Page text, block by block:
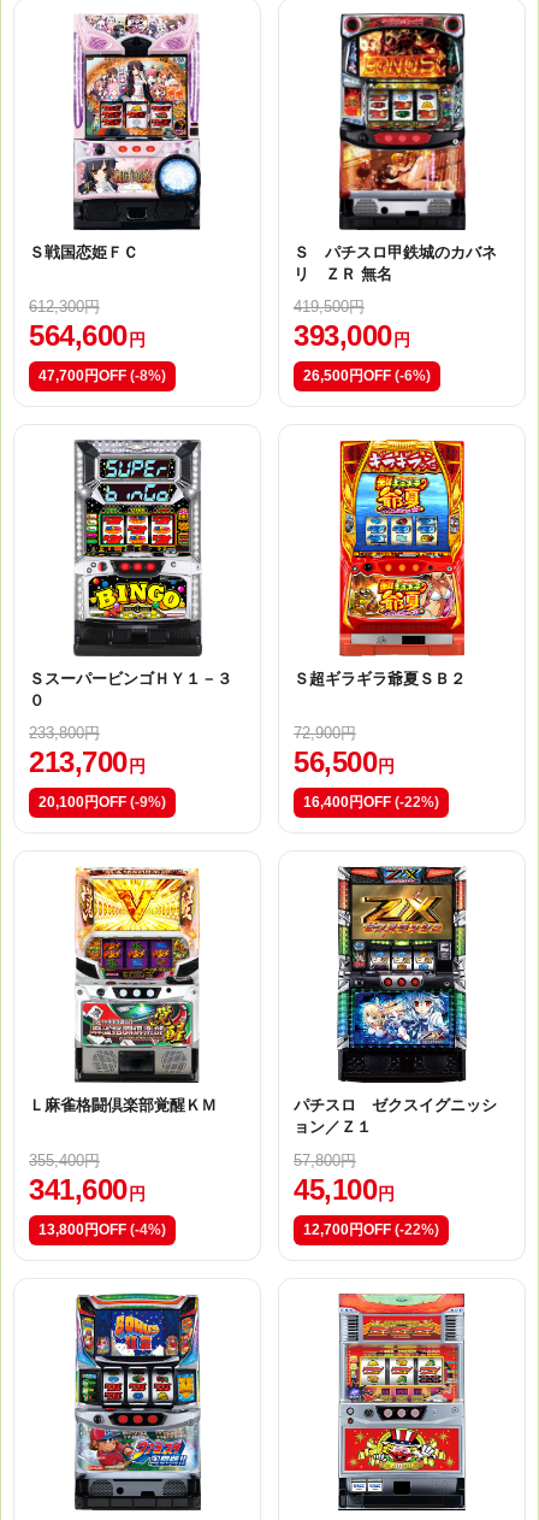
Ｓ戦国恋姫ＦＣ
612,300円
564,600 円
47,700円OFF (-8%)
Ｓ パチスロ甲鉄城のカバネ
リ ＺＲ 無名
419,500円
393,000 円
26,500円OFF (-6%)
ＳスーパービンゴＨＹ１－３
０
233,800円
213,700 円
20,100円OFF (-9%)
Ｓ超ギラギラ爺夏ＳＢ２
72,900円
56,500 円
16,400円OFF (-22%)
Ｌ麻雀格闘倶楽部覚醒ＫＭ
355,400円
341,600 円
13,800円OFF (-4%)
パチスロ ゼクスイグニッシ
ョン／Ｚ１
57,800円
45,100 円
12,700円OFF (-22%)